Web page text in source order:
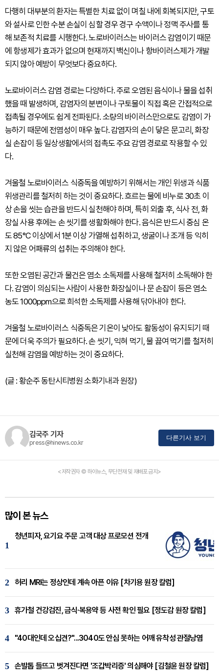
다행히 대부분의 환자는 특별한 치료 없이 며칠 내에 회복되지만, 구토
와 설사로 인한 수분 손실이 심할 경우 경구 수액이나 정맥 주사를 통
해 보존적 치료를 시행한다. 노로바이러스는 바이러스 감염이기 때문
에 항생제가 효과가 없으며 현재까지 백신이나 항바이러스제가 개발
되지 않아 예방이 무엇보다 중요하다.
노로바이러스 감염 경로는 다양하다. 주로 오염된 음식이나 물을 섭취
했을 때 발생하며, 감염자의 분변이나 구토물이 직접 혹은 간접적으로
접촉될 경우에도 쉽게 전파된다. 소량의 바이러스만으로도 감염이 가
능하기 때문에 전염성이 매우 높다. 감염자의 손이 닿은 문고리, 화장
실 손잡이 등 일상생활에서의 접촉도 주요 감염 경로로 작용할 수 있
다.
겨울철 노로바이러스 식중독을 예방하기 위해서는 개인 위생과 식품
위생관리를 철저히 하는 것이 중요하다. 흐르는 물에 비누로 30초 이
상 손을 씻는 습관을 반드시 실천해야 하며, 특히 외출 후, 식사 전, 화
장실 사용 후에는 손 씻기를 생활화해야 한다. 음식은 반드시 중심 온
도 85°C 이상에서 1분 이상 가열해 섭취하고, 생굴이나 조개 등 익히
지 않은 어패류의 섭취는 주의해야 한다.
또한 오염된 공간과 물건은 염소 소독제를 사용해 철저히 소독해야 한
다. 감염이 의심되는 사람이 사용한 화장실이나 문 손잡이 등은 염소
농도 1000ppm으로 희석한 소독제를 사용해 닦아내야 한다.
겨울철 노로바이러스 식중독은 기온이 낮아도 활동성이 유지되기 때
문에 더욱 주의가 필요하다. 손 씻기, 익혀 먹기, 물 끓여 먹기를 철저히
실천해 감염을 예방하는 것이 중요하다.
(글 : 황순주 동탄시티병원 소화기내과 원장)
김국주 기자
press@hinews.co.kr
다른기사 보기
<저작권자 © 하이뉴스, 무단전재 및 재배포 금지>
많이 본 뉴스
1
청년피자, 요기요 주문 고객 대상 프로모션 전개
2 허리 MRI는 정상인데 계속 아픈 이유 [차기용 원장 칼럼]
3 휴가철 건강검진, 금식·복용약 등 사전 확인 필요 [정도감 원장 칼럼]
4 "40대인데 오십견?"...3040도 안심 못하는 어깨 유착성 관절낭염
5 손발톱 들뜨고 벗겨진다면 '조갑박리증' 의심해야 [김철윤 원장 칼럼]